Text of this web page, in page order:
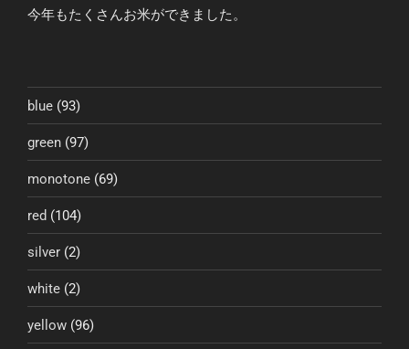
今年もたくさんお米ができました。
blue (93)
green (97)
monotone (69)
red (104)
silver (2)
white (2)
yellow (96)